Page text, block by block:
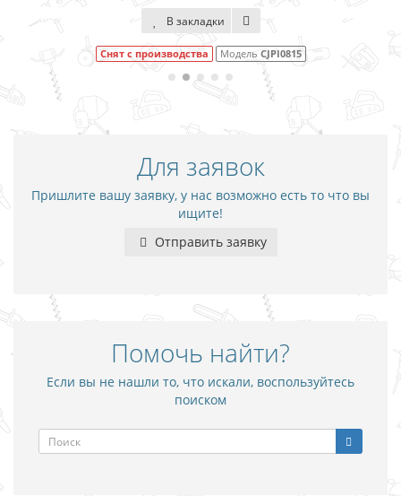
В закладки
Снят с производства Модель CJPI0815
Для заявок
Пришлите вашу заявку, у нас возможно есть то что вы
ищите!
Отправить заявку
Помочь найти?
Если вы не нашли то, что искали, воспользуйтесь
поиском